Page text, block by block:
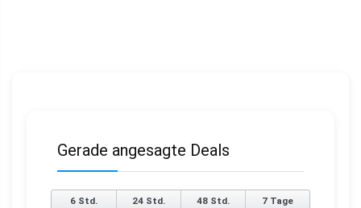
Gerade angesagte Deals
6 Std. 24 Std. 48 Std. 7 Tage